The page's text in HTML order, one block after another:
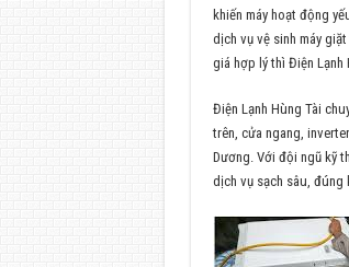
khiến máy hoạt động
dịch vụ vệ sinh máy
giá hợp lý thì Điện Lạnh
Điện Lạnh Hùng Tài
trên, cửa ngang,
Dương. Với đội ngũ kỹ
dịch vụ sạch sâu, đúng